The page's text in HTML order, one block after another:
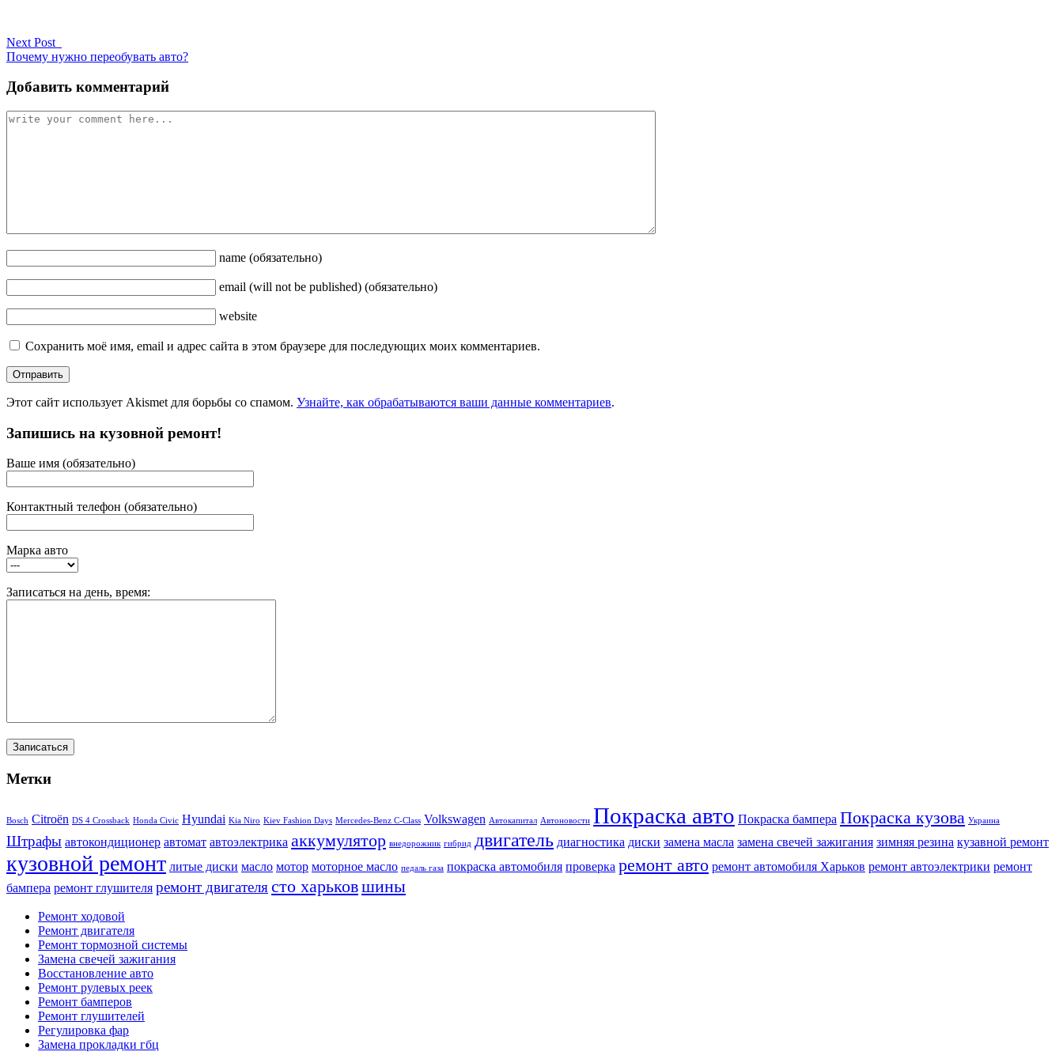
Next Post
Почему нужно переобувать авто?
Добавить комментарий
name (обязательно)
email (will not be published) (обязательно)
website
Сохранить моё имя, email и адрес сайта в этом браузере для последующих моих комментариев.
Этот сайт использует Akismet для борьбы со спамом. Узнайте, как обрабатываются ваши данные комментариев.
Запишись на кузовной ремонт!
Ваше имя (обязательно)
Контактный телефон (обязательно)
Марка авто
Записаться на день, время:
Метки
Bosch Citroën DS 4 Crossback Honda Civic Hyundai Kia Niro Kiev Fashion Days Mercedes-Benz C-Class Volkswagen Автокапитал Автоновости Покраска авто Покраска бампера Покраска кузова Украина
Штрафы автокондиционер автомат автоэлектрика аккумулятор внедорожник гибрид двигатель диагностика диски замена масла замена свечей зажигания зимняя резина кузавной ремонт
кузовной ремонт литые диски масло мотор моторное масло педаль газа покраска автомобиля проверка ремонт авто ремонт автомобиля Харьков ремонт автоэлектрики ремонт
бампера ремонт глушителя ремонт двигателясто харьковшины
Ремонт ходовой
Ремонт двигателя
Ремонт тормозной системы
Замена свечей зажигания
Восстановление авто
Ремонт рулевых реек
Ремонт бамперов
Ремонт глушителей
Регулировка фар
Замена прокладки гбц